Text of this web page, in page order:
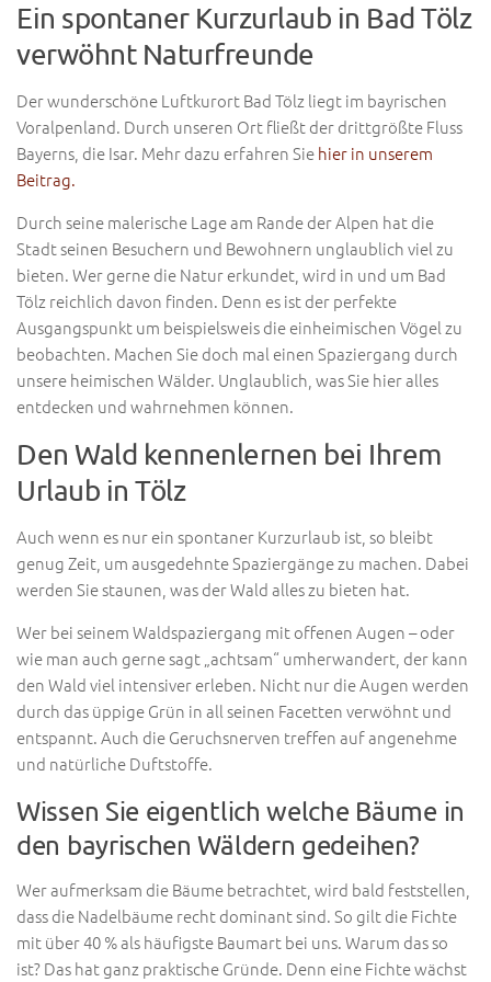
Ein spontaner Kurzurlaub in Bad Tölz
verwöhnt Naturfreunde
Der wunderschöne Luftkurort Bad Tölz liegt im bayrischen
Voralpenland. Durch unseren Ort fließt der drittgrößte Fluss
Bayerns, die Isar. Mehr dazu erfahren Siehier in unserem
Beitrag.
Durch seine malerische Lage am Rande der Alpen hat die
Stadt seinen Besuchern und Bewohnern unglaublich viel zu
bieten. Wer gerne die Natur erkundet, wird in und um Bad
Tölz reichlich davon finden. Denn es ist der perfekte
Ausgangspunkt um beispielsweis die einheimischen Vögel zu
beobachten. Machen Sie doch mal einen Spaziergang durch
unsere heimischen Wälder. Unglaublich, was Sie hier alles
entdecken und wahrnehmen können.
Den Wald kennenlernen bei Ihrem
Urlaub in Tölz
Auch wenn es nur ein spontaner Kurzurlaub ist, so bleibt
genug Zeit, um ausgedehnte Spaziergänge zu machen. Dabei
werden Sie staunen, was der Wald alles zu bieten hat.
Wer bei seinem Waldspaziergang mit offenen Augen – oder
wie man auch gerne sagt „achtsam“ umherwandert, der kann
den Wald viel intensiver erleben. Nicht nur die Augen werden
durch das üppige Grün in all seinen Facetten verwöhnt und
entspannt. Auch die Geruchsnerven treffen auf angenehme
und natürliche Duftstoffe.
Wissen Sie eigentlich welche Bäume in
den bayrischen Wäldern gedeihen?
Wer aufmerksam die Bäume betrachtet, wird bald feststellen,
dass die Nadelbäume recht dominant sind. So gilt die Fichte
mit über 40 % als häufigste Baumart bei uns. Warum das so
ist? Das hat ganz praktische Gründe. Denn eine Fichte wächst